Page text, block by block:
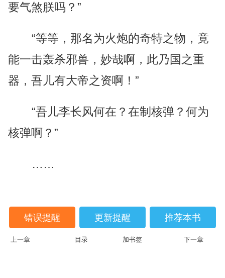
要气煞朕吗？”
“等等，那名为火炮的奇特之物，竟
能一击轰杀邪兽，妙哉啊，此乃国之重
器，吾儿有大帝之资啊！”
“吾儿李长风何在？在制核弹？何为
核弹啊？”
……
错误提醒 更新提醒 推荐本书
上一章 目录 加书签 下一章